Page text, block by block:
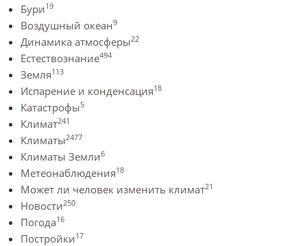
Бури19
Воздушный океан9
Динамика атмосферы22
Естествознание494
Земля113
Испарение и конденсация18
Катастрофы5
Климат241
Климаты2477
Климаты Земли6
Метеонаблюдения18
Может ли человек изменить климат21
Новости250
Погода16
Постройки17